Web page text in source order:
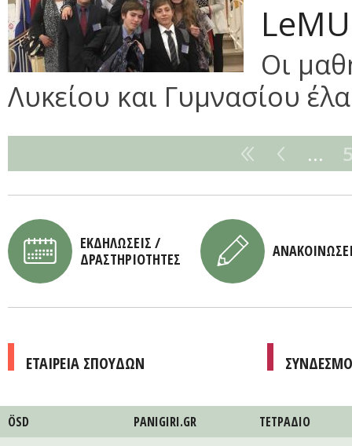
Οι
Λυκείου και Γυμνασίου
…
ΕΚΔΗΛΩΣΕΙΣ /
ΔΡΑΣΤΗΡΙΟΤΗΤΕΣ
ΕΤΑΙΡΕΙΑ ΣΠΟΥΔΩΝ
ÖSD PANIGIRI.GR ΤΕΤΡAΔΙΟ